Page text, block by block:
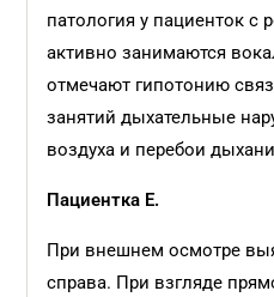
патология у пациенток с
активно занимаются
отмечают гипотонию
занятий дыхательные
воздуха и перебои
Пациентка Е.
При внешнем осмотре
справа. При взгляде